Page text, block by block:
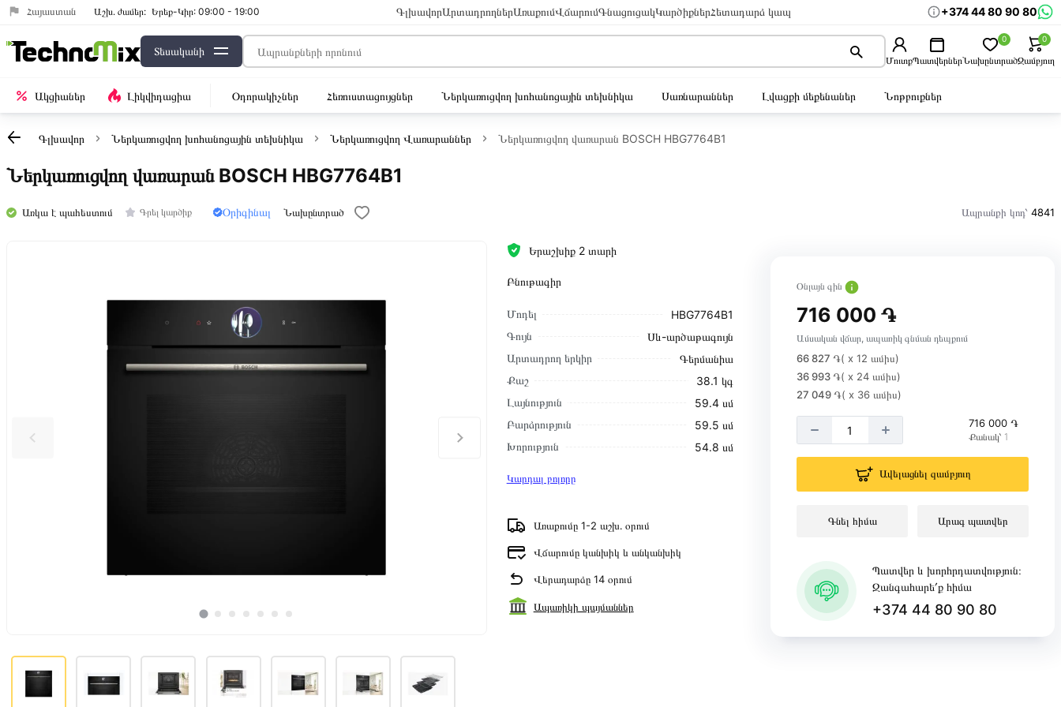
Հայաստան Աշխ․ ժամեր: Երեք-Կիր: 09:00 - 19:00 ԳլխավորԱրտադրողներԱռաքումՎճարումԳնացուցակԿարծիքներՀետադարձ կապ +374 44 80 90 80
Տեսականի
ՄուտքՊատվերներՆախընտրած
0
Զամբյուղ
0
Ակցիաներ Լիկվիդացիա Օդորակիչներ Հեռուստացույցներ Ներկառուցվող խոհանոցային տեխնիկա Սառնարաններ Լվացքի մեքենաներ Նոթբուքներ
Գլխավոր Ներկառուցվող խոհանոցային տեխնիկա Ներկառուցվող Վառարաններ Ներկառուցվող վառարան BOSCH HBG7764B1
Ներկառուցվող վառարան BOSCH HBG7764B1
Առկա է պահեստում Գրել կարծիք Օրիգինալ Նախընտրած Ապրանքի կոդ՝ 4841
Երաշխիք 2 տարի
Բնութագիր
Մոդել
HBG7764B1
Գույն
Սև-արծաթագույն
Արտադրող երկիր
Գերմանիա
Քաշ
38.1 կգ
Լայնություն
59․4 սմ
Բարձրություն
59․5 սմ
Խորություն
54․8 սմ
Կարդալ բոլորը
Առաքումը 1-2 աշխ․ օրում
Վճարումը կանխիկ և անկանխիկ
Վերադարձը 14 օրում
Ապառիկի պայմաններ
Օնլայն գին
716 000 ֏
Ամսական վճար, ապառիկ գնման դեպքում
66 827 ֏( x 12 ամիս)
36 993 ֏( x 24 ամիս)
27 049 ֏( x 36 ամիս)
716 000 ֏
Քանակ՝ 1
Ավելացնել զամբյուղ
Գնել հիմա Արագ պատվեր
Պատվեր և խորհրդատվություն։
Զանգահարե՛ք հիմա
+374 44 80 90 80